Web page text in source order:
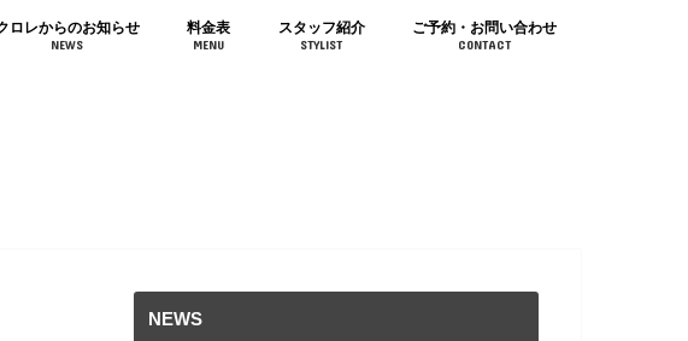
ロレからのお知らせ
NEWS
料金表
MENU
スタッフ紹介
STYLIST
ご予約・お問い合わせ
CONTACT
NEWS